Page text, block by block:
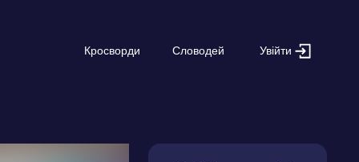
Кросворди Словодей Увійти